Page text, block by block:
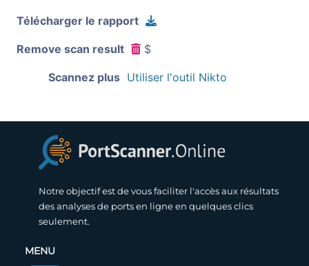
Télécharger le rapport
Remove scan result $
Scannez plus Utiliser l'outil Nikto
Notre objectif est de vous faciliter l'accès aux résultats
des analyses de ports en ligne en quelques clics
seulement.
MENU